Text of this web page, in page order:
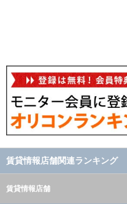
賃貸情報店舗関連ランキング
賃貸情報店舗